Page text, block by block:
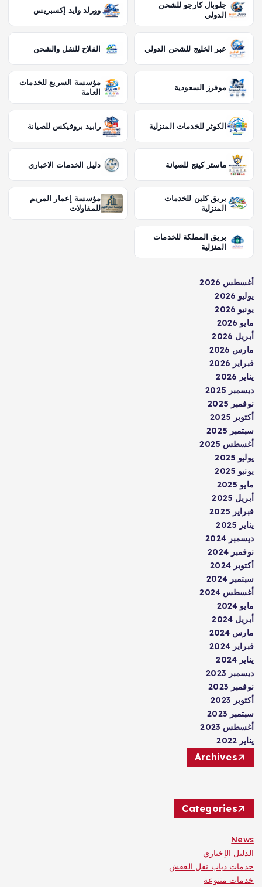
جلوبال كارجو للشحن
الدولي
وورلد وايد إكسبريس
عبر الخليج للشحن الدولي الفلاح للنقل والشحن
موفرز السعودية
مؤسسة السريع للخدمات
العامة
الكوثر للخدمات المنزلية رابيد بروفيكس للصيانة
ماستر كينج للصيانة دليل الخدمات الاخباري
بريق كلين للخدمات
المنزلية
مؤسسة إعمار المريم
للمقاولات
بريق المملكة للخدمات
المنزلية
أغسطس 2026
يوليو 2026
يونيو 2026
مايو 2026
أبريل 2026
مارس 2026
فبراير 2026
يناير 2026
ديسمبر 2025
نوفمبر 2025
أكتوبر 2025
سبتمبر 2025
أغسطس 2025
يوليو 2025
يونيو 2025
مايو 2025
أبريل 2025
فبراير 2025
يناير 2025
ديسمبر 2024
نوفمبر 2024
أكتوبر 2024
سبتمبر 2024
أغسطس 2024
مايو 2024
أبريل 2024
مارس 2024
فبراير 2024
يناير 2024
ديسمبر 2023
نوفمبر 2023
أكتوبر 2023
سبتمبر 2023
أغسطس 2023
يناير 2022
Archives
Categories
News
الدليل الإخباري
حدمات دباب نقل العفش
خدمات متنوعة